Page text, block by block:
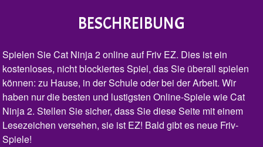
BESCHREIBUNG
Spielen Sie Cat Ninja 2 online auf Friv EZ. Dies ist ein
kostenloses, nicht blockiertes Spiel, das Sie überall spielen
können: zu Hause, in der Schule oder bei der Arbeit. Wir
haben nur die besten und lustigsten Online-Spiele wie Cat
Ninja 2. Stellen Sie sicher, dass Sie diese Seite mit einem
Lesezeichen versehen, sie ist EZ! Bald gibt es neue Friv-
Spiele!